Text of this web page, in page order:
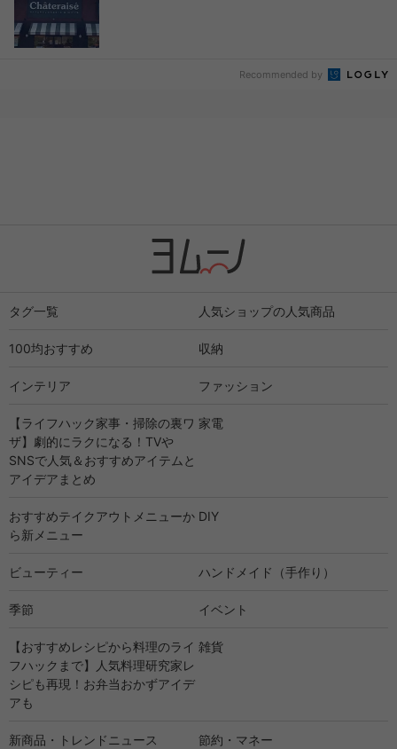
Recommended by
タグ一覧 人気ショップの人気商品
100均おすすめ 収納
インテリア ファッション
【ライフハック家事・掃除の裏ワ
ザ】劇的にラクになる！TVや
SNSで人気＆おすすめアイテムと
アイデアまとめ
家電
おすすめテイクアウトメニューか
ら新メニュー
DIY
ビューティー ハンドメイド（手作り）
季節 イベント
【おすすめレシピから料理のライ
フハックまで】人気料理研究家レ
シピも再現！お弁当おかずアイデ
アも
雑貨
新商品・トレンドニュース 節約・マネー